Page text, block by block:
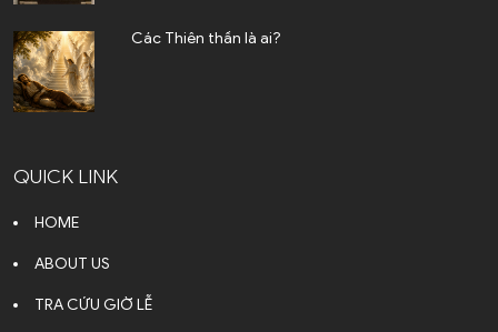
Các Thiên thần là ai?
QUICK LINK
HOME
ABOUT US
TRA CỨU GIỜ LỄ